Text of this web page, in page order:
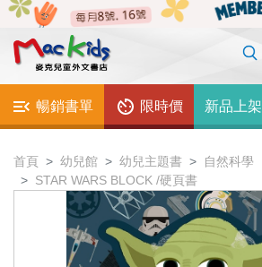
暢銷書單 限時價 新品上架
首頁 幼兒館 幼兒主題書
自然科學
STAR WARS BLOCK /硬頁書